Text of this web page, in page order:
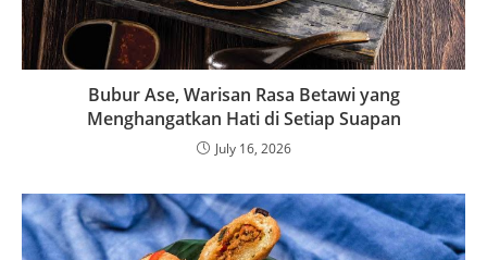
Bubur Ase, Warisan Rasa Betawi yang
Menghangatkan Hati di Setiap Suapan
July 16, 2026